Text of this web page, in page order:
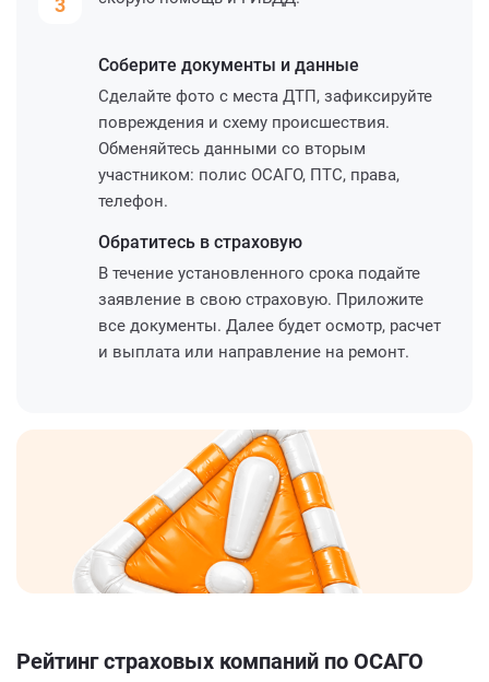
3
Соберите документы и данные
Сделайте фото с места ДТП, зафиксируйте
повреждения и схему происшествия.
Обменяйтесь данными со вторым
участником: полис ОСАГО, ПТС, права,
телефон.
Обратитесь в страховую
В течение установленного срока подайте
заявление в свою страховую. Приложите
все документы. Далее будет осмотр, расчет
и выплата или направление на ремонт.
Рейтинг страховых компаний по ОСАГО